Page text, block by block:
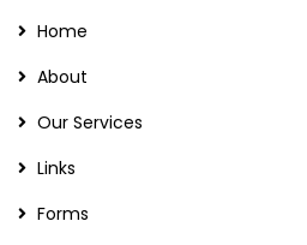
Home
About
Our Services
Links
Forms